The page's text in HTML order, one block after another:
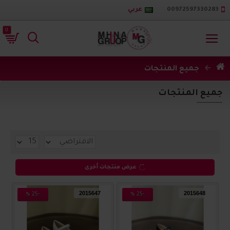
00972597330283 عربي
0
جميع المنتجات
جميع المنتجات
عرض منتجات أخرى
2015648
-25 %
2015647
-25 %